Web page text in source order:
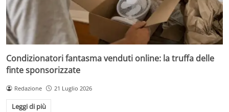
Condizionatori fantasma venduti online: la truffa delle
finte sponsorizzate
Redazione 21 Luglio 2026
Leggi di più